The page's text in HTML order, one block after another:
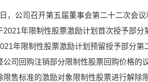
，公司召开第五届董事会第二十二次会
2021年限制性股票激励计划首次授予部
年限制性股票激励计划预留授予部分
公司回购注销部分限制性股票回购价格的
限售标准的激励对象限制性股票进行解除